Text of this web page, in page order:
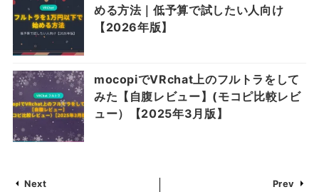
める方法｜低予算で試したい人向け
【2026年版】
mocopiでVRchat上のフルトラをして
みた【自腹レビュー】(モコピ比較レビ
ュー）【2025年3月版】
Next
Prev